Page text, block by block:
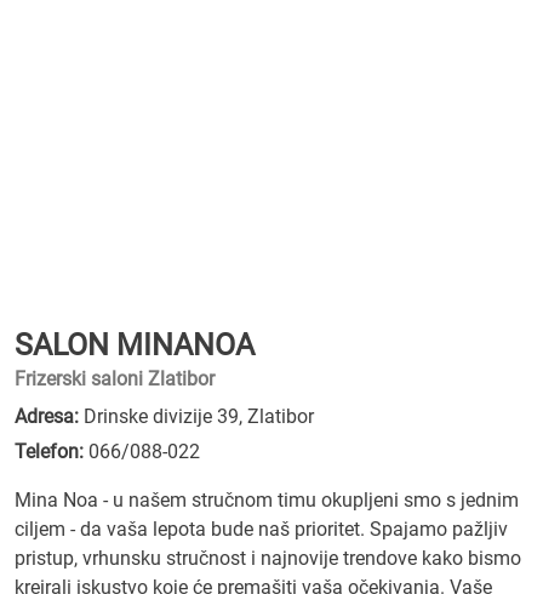
SALON MINANOA
Frizerski saloni Zlatibor
Adresa: Drinske divizije 39, Zlatibor
Telefon: 066/088-022
Mina Noa - u našem stručnom timu okupljeni smo s jednim
ciljem - da vaša lepota bude naš prioritet. Spajamo pažljiv
pristup, vrhunsku stručnost i najnovije trendove kako bismo
kreirali iskustvo koje će premašiti vaša očekivanja. Vaše